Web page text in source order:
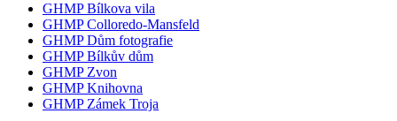
GHMP Bílkova vila
GHMP Colloredo-Mansfeld
GHMP Dům fotografie
GHMP Bílkův dům
GHMP Zvon
GHMP Knihovna
GHMP Zámek Troja